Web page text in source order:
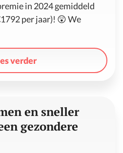
in 2024 gemiddeld
per jaar)! 😲 We
verder
en sneller
gezondere